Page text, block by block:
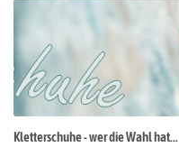
Kletterschuhe - wer die Wahl hat...